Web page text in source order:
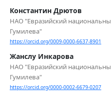
Константин Дрютов
НАО "Евразийский
Гумилева"
https://orcid.org/0009-0000-6637-8901
Жанслу Инкарова
НАО "Евразийский
Гумилева"
https://orcid.org/0000-0002-6679-0207